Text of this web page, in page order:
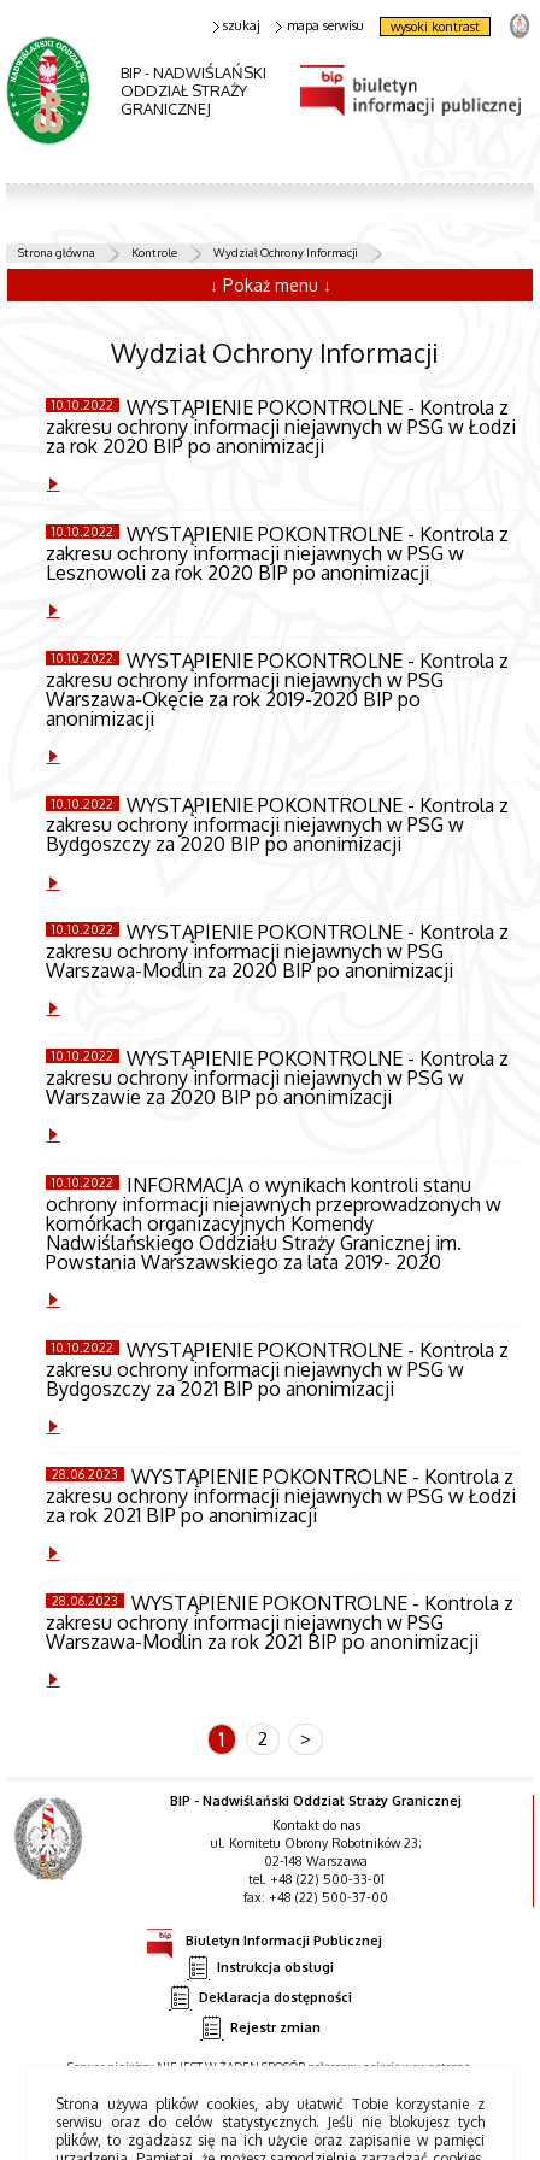
BIP - NADWIŚLAŃSKI
ODDZIAŁ STRAŻY
GRANICZNEJ
szukaj mapa serwisu wysoki kontrast
Strona główna Kontrole Wydział Ochrony Informacji
↓ Pokaż menu ↓
Wydział Ochrony Informacji
10.10.2022 WYSTĄPIENIE POKONTROLNE - Kontrola z
zakresu ochrony informacji niejawnych w PSG w Łodzi
za rok 2020 BIP po anonimizacji
10.10.2022 WYSTĄPIENIE POKONTROLNE - Kontrola z
zakresu ochrony informacji niejawnych w PSG w
Lesznowoli za rok 2020 BIP po anonimizacji
10.10.2022 WYSTĄPIENIE POKONTROLNE - Kontrola z
zakresu ochrony informacji niejawnych w PSG
Warszawa-Okęcie za rok 2019-2020 BIP po
anonimizacji
10.10.2022 WYSTĄPIENIE POKONTROLNE - Kontrola z
zakresu ochrony informacji niejawnych w PSG w
Bydgoszczy za 2020 BIP po anonimizacji
10.10.2022 WYSTĄPIENIE POKONTROLNE - Kontrola z
zakresu ochrony informacji niejawnych w PSG
Warszawa-Modlin za 2020 BIP po anonimizacji
10.10.2022 WYSTĄPIENIE POKONTROLNE - Kontrola z
zakresu ochrony informacji niejawnych w PSG w
Warszawie za 2020 BIP po anonimizacji
10.10.2022 INFORMACJA o wynikach kontroli stanu
ochrony informacji niejawnych przeprowadzonych w
komórkach organizacyjnych Komendy
Nadwiślańskiego Oddziału Straży Granicznej im.
Powstania Warszawskiego za lata 2019- 2020
10.10.2022 WYSTĄPIENIE POKONTROLNE - Kontrola z
zakresu ochrony informacji niejawnych w PSG w
Bydgoszczy za 2021 BIP po anonimizacji
28.06.2023 WYSTĄPIENIE POKONTROLNE - Kontrola z
zakresu ochrony informacji niejawnych w PSG w Łodzi
za rok 2021 BIP po anonimizacji
28.06.2023 WYSTĄPIENIE POKONTROLNE - Kontrola z
zakresu ochrony informacji niejawnych w PSG
Warszawa-Modlin za rok 2021 BIP po anonimizacji
1 2 >
BIP - Nadwiślański Oddział Straży Granicznej
Kontakt do nas
ul. Komitetu Obrony Robotników 23;
02-148 Warszawa
tel. +48 (22) 500-33-01
fax: +48 (22) 500-37-00
Biuletyn Informacji Publicznej
Instrukcja obsługi
Deklaracja dostępności
Rejestr zmian
Serwer niniejszy NIE JEST W ŻADEN SPOSÓB połączony z siecią wewnętrzną.
Strona używa plików cookies, aby ułatwić Tobie korzystanie z
serwisu oraz do celów statystycznych. Jeśli nie blokujesz tych
plików, to zgadzasz się na ich użycie oraz zapisanie w pamięci